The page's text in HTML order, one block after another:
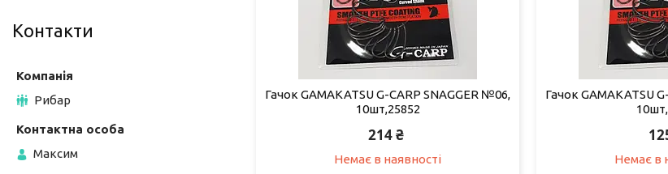
Гачок GAMAKATSU G-CARP SNAGGER №06,
10шт,25852
214 ₴
Немає в наявності
Гачок GAMAKATSU
Немає в
Контакти
Рибар
Максим